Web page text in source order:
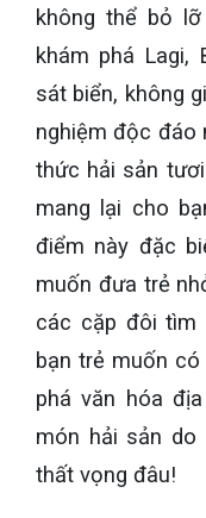
không thể bỏ
khám phá Lagi,
sát biển, không
nghiệm độc đáo
thức hải sản
mang lại cho
điểm này đặc
muốn đưa trẻ
các cặp đôi tìm
bạn trẻ muốn
phá văn hóa
món hải sản do
thất vọng đâu!